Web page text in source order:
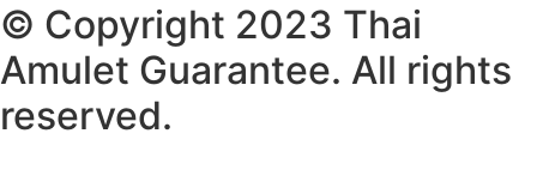
© Copyright 2023 Thai
Amulet Guarantee. All rights
reserved.